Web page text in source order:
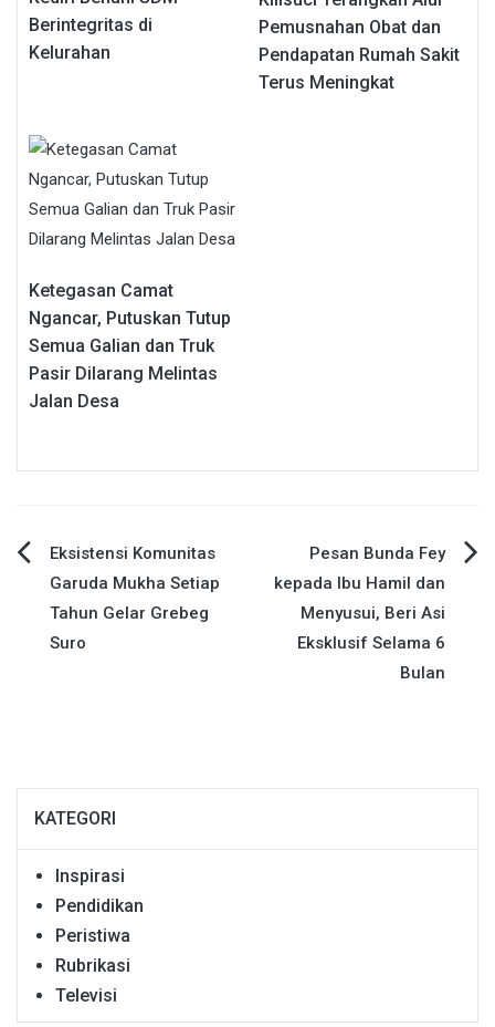
Berintegritas di
Kelurahan
Pemusnahan Obat dan
Pendapatan Rumah Sakit
Terus Meningkat
Ketegasan Camat
Ngancar, Putuskan Tutup
Semua Galian dan Truk
Pasir Dilarang Melintas
Jalan Desa
Navigasi
pos
Eksistensi Komunitas
Garuda Mukha Setiap
Tahun Gelar Grebeg
Suro
Pesan Bunda Fey
kepada Ibu Hamil dan
Menyusui, Beri Asi
Eksklusif Selama 6
Bulan
KATEGORI
Inspirasi
Pendidikan
Peristiwa
Rubrikasi
Televisi